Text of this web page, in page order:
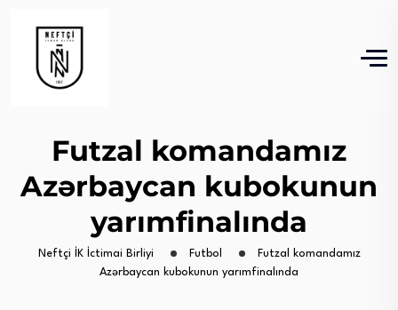
Futzal komandamız
Azərbaycan kubokunun
yarımfinalında
Neftçi İK İctimai Birliyi Futbol
Futzal komandamız
Azərbaycan kubokunun yarımfinalında